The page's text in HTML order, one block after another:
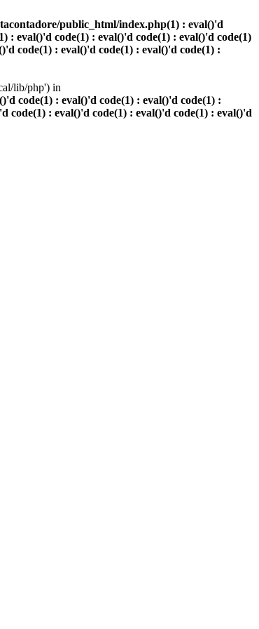
public_html/index.php(1) : eval()'d
: eval()'d code(1) : eval()'d code(1) : eval()'d code(1)
code(1) : eval()'d code(1) : eval()'d code(1) :
lib/php') in
code(1) : eval()'d code(1) : eval()'d code(1) :
code(1) : eval()'d code(1) : eval()'d code(1) : eval()'d